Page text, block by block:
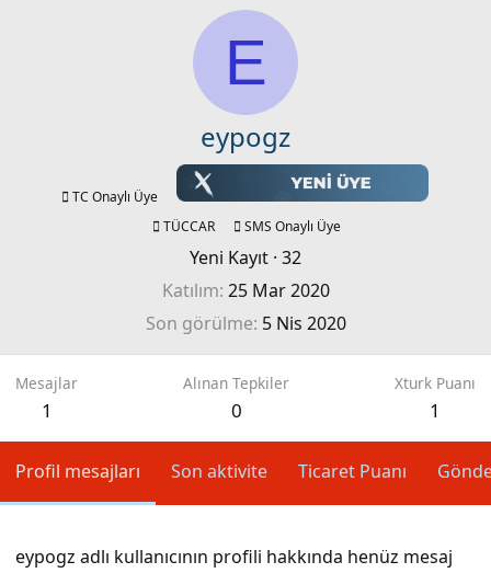
E
eypogz
TC Onaylı Üye
TÜCCAR
SMS Onaylı Üye
Yeni Kayıt · 32
Katılım 25 Mar 2020
Son görülme 5 Nis 2020
Mesajlar
1
Alınan Tepkiler
0
Xturk Puanı
1
Profil mesajları Son aktivite Ticaret Puanı
eypogz adlı kullanıcının profili hakkında henüz mesaj